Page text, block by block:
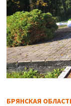
БРЯНСКАЯ